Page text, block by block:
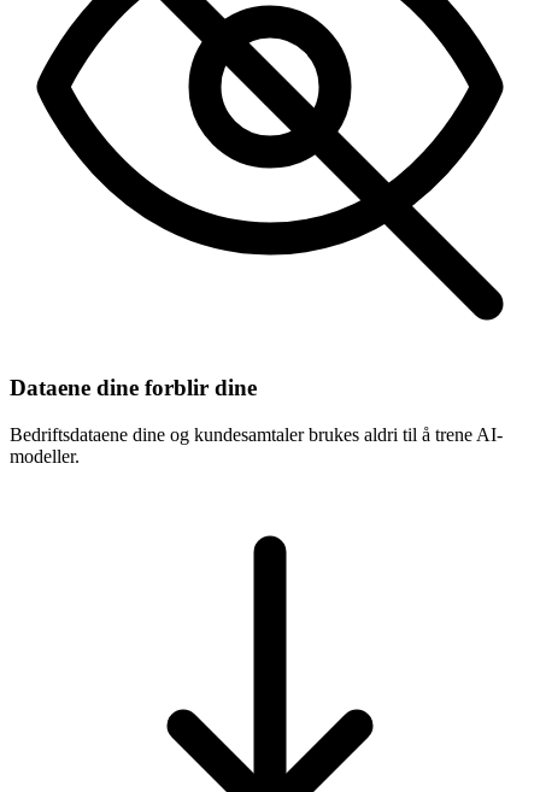
Dataene dine forblir dine
Bedriftsdataene dine og kundesamtaler brukes aldri til å trene AI-
modeller.